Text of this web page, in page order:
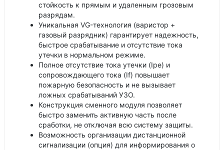
стойкость к прямым и удаленным грозовым
разрядам.
Уникальная VG-технология (варистор +
газовый разрядник) гарантирует надежность,
быстрое срабатывание и отсутствие тока
утечки в нормальном режиме.
Полное отсутствие тока утечки (Ipe) и
сопровождающего тока (If) повышает
пожарную безопасность и не вызывает
ложных срабатываний УЗО.
Конструкция сменного модуля позволяет
быстро заменить активную часть после
сработки, не отключая всю систему защиты.
Возможность организации дистанционной
сигнализации (опция) для информирования о